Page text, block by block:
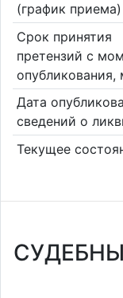
(график приема)
Срок принятия
претензий с
опубликования,
Дата
сведений о
Текущее